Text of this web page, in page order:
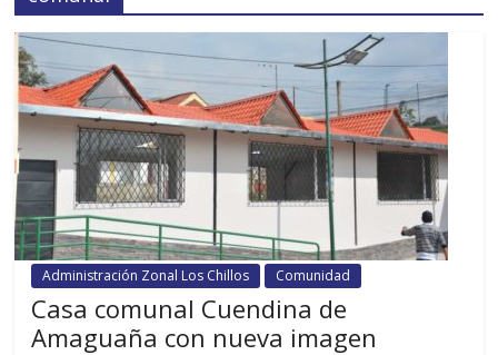
Administración Zonal Los Chillos Comunidad
Casa comunal Cuendina de
Amaguaña con nueva imagen